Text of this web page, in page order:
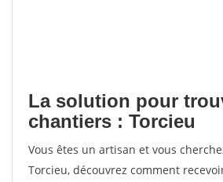
La solution pour
chantiers : Torcieu
Vous êtes un artisan et vous
Torcieu, découvrez comment